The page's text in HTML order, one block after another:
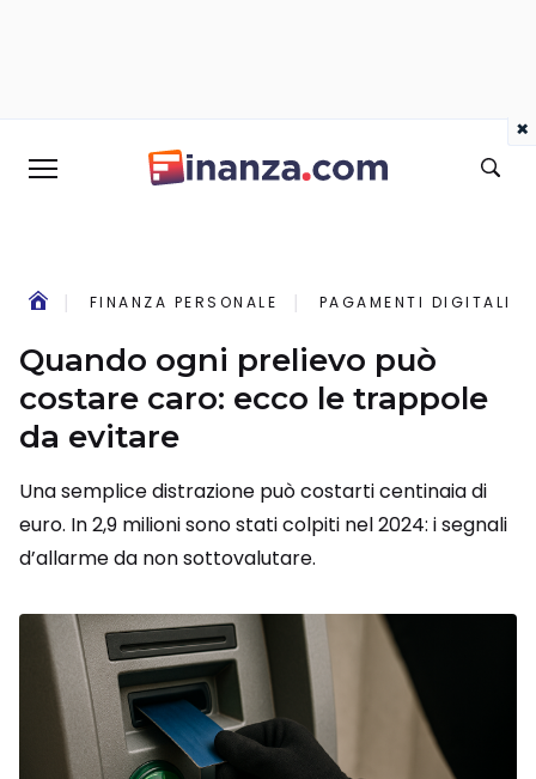
FINANZA PERSONALE PAGAMENTI DIGITALI
Quando ogni prelievo può
costare caro: ecco le trappole
da evitare
Una semplice distrazione può costarti centinaia di
euro. In 2,9 milioni sono stati colpiti nel 2024: i segnali
d’allarme da non sottovalutare.
×